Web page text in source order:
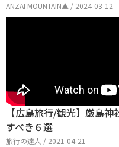
ANZAI MOUNTAIN▲ / 2024-03-12
【広島旅行/観光】厳島
すべき６選
旅行の達人 / 2021-04-21